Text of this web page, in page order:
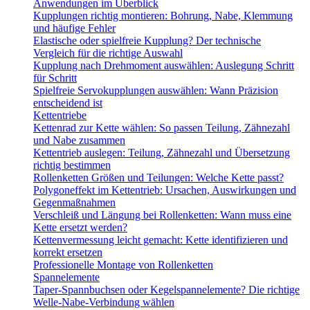
Anwendungen im Überblick
Kupplungen richtig montieren: Bohrung, Nabe, Klemmung
und häufige Fehler
Elastische oder spielfreie Kupplung? Der technische
Vergleich für die richtige Auswahl
Kupplung nach Drehmoment auswählen: Auslegung Schritt
für Schritt
Spielfreie Servokupplungen auswählen: Wann Präzision
entscheidend ist
Kettentriebe
Kettenrad zur Kette wählen: So passen Teilung, Zähnezahl
und Nabe zusammen
Kettentrieb auslegen: Teilung, Zähnezahl und Übersetzung
richtig bestimmen
Rollenketten Größen und Teilungen: Welche Kette passt?
Polygoneffekt im Kettentrieb: Ursachen, Auswirkungen und
Gegenmaßnahmen
Verschleiß und Längung bei Rollenketten: Wann muss eine
Kette ersetzt werden?
Kettenvermessung leicht gemacht: Kette identifizieren und
korrekt ersetzen
Professionelle Montage von Rollenketten
Spannelemente
Taper-Spannbuchsen oder Kegelspannelemente? Die richtige
Welle-Nabe-Verbindung wählen